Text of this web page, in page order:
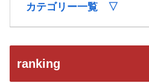
カテゴリー一覧 ▽
ranking